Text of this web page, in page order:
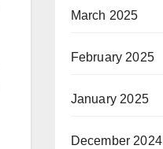
March 2025
February 2025
January 2025
December 2024